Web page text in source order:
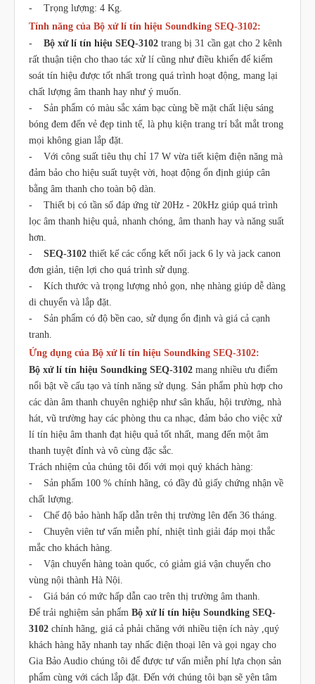
- Trọng lượng: 4 Kg.
Tính năng của Bộ xử lí tín hiệu Soundking SEQ-3102:
- Bộ xử lí tín hiệu SEQ-3102 trang bị 31 cần gạt cho 2 kênh
rất thuận tiện cho thao tác xử lí cũng như điều khiển để kiểm
soát tín hiệu được tốt nhất trong quá trình hoạt động, mang lại
chất lượng âm thanh hay như ý muốn.
- Sản phẩm có màu sắc xám bạc cùng bề mặt chất liệu sáng
bóng đem đến vẻ đẹp tinh tế, là phụ kiện trang trí bắt mắt trong
mọi không gian lắp đặt.
- Với công suất tiêu thụ chỉ 17 W vừa tiết kiệm điện năng mà
đảm bảo cho hiệu suất tuyệt vời, hoạt động ổn định giúp cân
bằng âm thanh cho toàn bộ dàn.
- Thiết bị có tần số đáp ứng từ 20Hz - 20kHz giúp quá trình
lọc âm thanh hiệu quả, nhanh chóng, âm thanh hay và năng suất
hơn.
- SEQ-3102 thiết kế các cổng kết nối jack 6 ly và jack canon
đơn giản, tiện lợi cho quá trình sử dụng.
- Kích thước và trọng lượng nhỏ gọn, nhẹ nhàng giúp dễ dàng
di chuyển và lắp đặt.
- Sản phẩm có độ bền cao, sử dụng ổn định và giá cả cạnh
tranh.
Ứng dụng của Bộ xử lí tín hiệu Soundking SEQ-3102:
Bộ xử lí tín hiệu Soundking SEQ-3102 mang nhiều ưu điểm
nổi bật về cấu tạo và tính năng sử dụng. Sản phẩm phù hợp cho
các dàn âm thanh chuyên nghiệp như sân khấu, hội trường, nhà
hát, vũ trường hay các phòng thu ca nhạc, đảm bảo cho việc xử
lí tín hiệu âm thanh đạt hiệu quả tốt nhất, mang đến một âm
thanh tuyệt đỉnh và vô cùng đặc sắc.
Trách nhiệm của chúng tôi đối với mọi quý khách hàng:
- Sản phẩm 100 % chính hãng, có đầy đủ giấy chứng nhận về
chất lượng.
- Chế độ bảo hành hấp dẫn trên thị trường lên đến 36 tháng.
- Chuyên viên tư vấn miễn phí, nhiệt tình giải đáp mọi thắc
mắc cho khách hàng.
- Vận chuyển hàng toàn quốc, có giảm giá vận chuyển cho
vùng nội thành Hà Nội.
- Giá bán có mức hấp dẫn cao trên thị trường âm thanh.
Để trải nghiệm sản phẩm Bộ xử lí tín hiệu Soundking SEQ-
3102 chính hãng, giá cả phải chăng với nhiều tiện ích này ,quý
khách hàng hãy nhanh tay nhấc điện thoại lên và gọi ngay cho
Gia Bảo Audio chúng tôi để được tư vấn miễn phí lựa chọn sản
phẩm cùng với cách lắp đặt. Đến với chúng tôi bạn sẽ yên tâm